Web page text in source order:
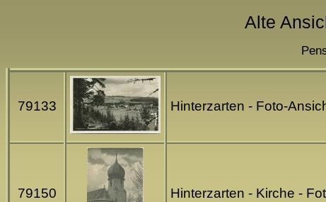
Alte
79133 Hinterzarten - Foto-
79150 Hinterzarten - Kirche -